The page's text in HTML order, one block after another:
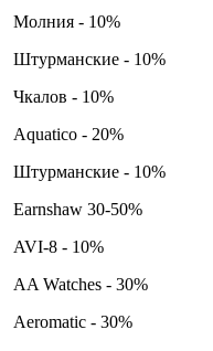
Молния - 10%
Штурманские - 10%
Чкалов - 10%
Aquatico - 20%
Штурманские - 10%
Earnshaw 30-50%
AVI-8 - 10%
AA Watches - 30%
Aeromatic - 30%